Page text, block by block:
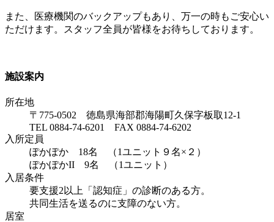
また、医療機関のバックアップもあり、万一の時もご安心い
ただけます。スタッフ全員が皆様をお待ちしております。
施設案内
所在地
〒775-0502 徳島県海部郡海陽町久保字板取12-1
TEL 0884-74-6201 FAX 0884-74-6202
入所定員
ぽかぽか 18名 （1ユニット９名×２）
ぽかぽかII 9名 （1ユニット）
入居条件
要支援2以上「認知症」の診断のある方。
共同生活を送るのに支障のない方。
居室